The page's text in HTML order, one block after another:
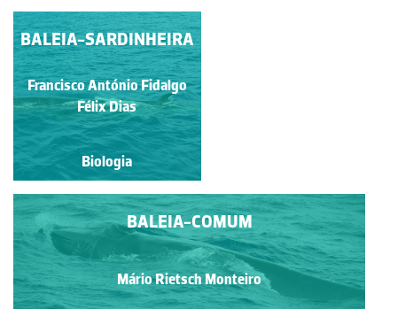
ESTRUTURAS
HOMÓLOGAS:
MEMBROS DE
VERTEBRADOS
Ivy Livingstone
Biologia
BALEIA-COMUM
Mário Rietsch Monteiro
BALEIA-SARDINHEIRA
Francisco António Fidalgo
Félix Dias
Biologia